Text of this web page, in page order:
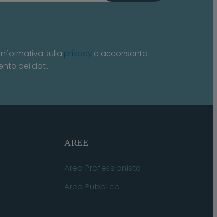
sulla privacy e acconsento
dei dati.
AREE
Area Professionista
Area Pubblico